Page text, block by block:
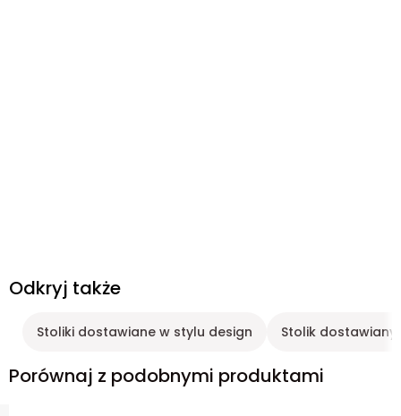
Odkryj także
Stoliki dostawiane w stylu design Stolik dostawiany
Porównaj z podobnymi produktami